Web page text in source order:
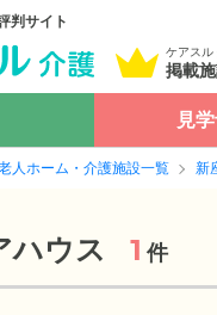
判サイト
ケアスル
掲載
見
人ホーム・介護施設一覧 新
ハウス 1 件